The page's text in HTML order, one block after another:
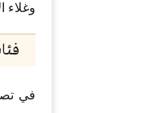
وغلاء
في